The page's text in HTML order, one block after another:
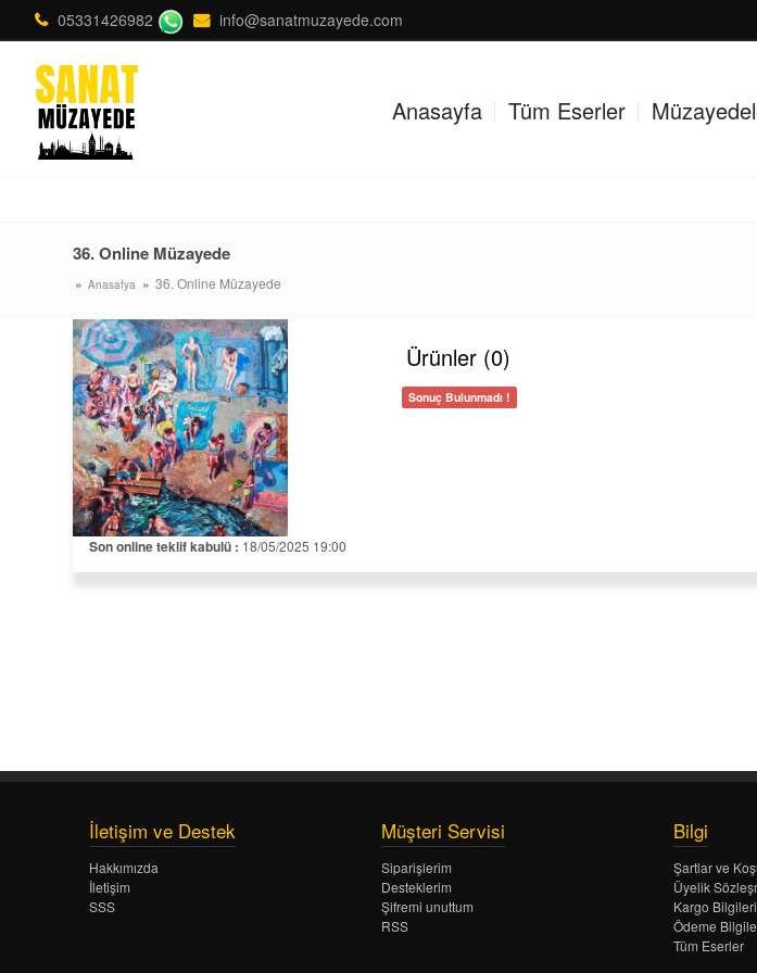
05331426982 info@sanatmuzayede.com
Anasayfa Tüm Eserler
36. Online Müzayede
Anasafya 36. Online Müzayede
Son online teklif kabulü : 18/05/2025 19:00
Ürünler (0)
Sonuç Bulunmadı !
İletişim ve Destek
Hakkımızda
İletişim
SSS
Müşteri Servisi
Siparişlerim
Desteklerim
Şifremi unuttum
RSS
Bilgi
Şartlar ve
Üyelik
Kargo Bilgileri
Ödeme
Tüm Eserler